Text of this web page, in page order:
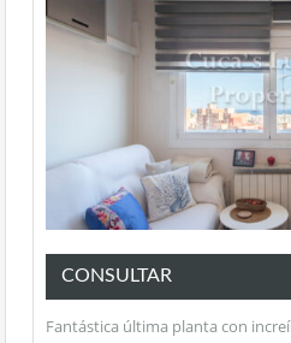
CONSULTAR
Fantástica última planta con